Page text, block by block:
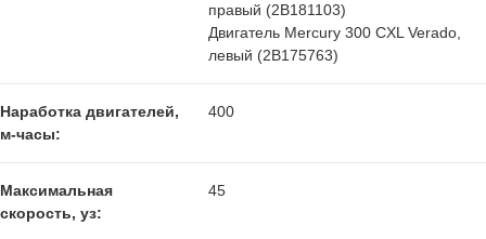
правый (2В181103)
Двигатель Mercury 300 СXL Verado,
левый (2В175763)
Наработка двигателей,
м-часы:
400
Максимальная
скорость, уз:
45